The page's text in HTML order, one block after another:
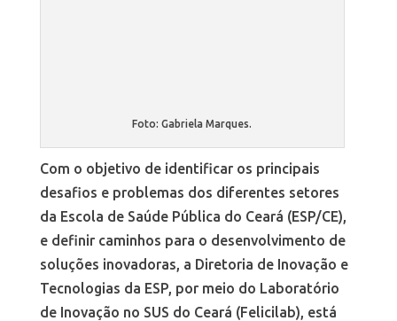
Foto: Gabriela Marques.
Com o objetivo de identificar os principais
desafios e problemas dos diferentes setores
da Escola de Saúde Pública do Ceará (ESP/CE),
e definir caminhos para o desenvolvimento de
soluções inovadoras, a Diretoria de Inovação e
Tecnologias da ESP, por meio do Laboratório
de Inovação no SUS do Ceará (Felicilab), está